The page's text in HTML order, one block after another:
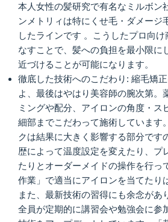
本人女性の髪研究で有名なミルボン
ンメトリィは特にくせ毛・ダメージ
したラインです 。こうしたプロ向け
なすことで、髪への負担を最小限に
近づけることが可能になります。
徹底した技術へのこだわり: 縮毛矯
よ、最後はやはり美容師の腕次第。
ミングや配分、アイロンの角度・ス
細部までこだわって施術しています
クは結果に大きく影響する部分です
歴によって温度設定を変えたり、プ
たりとオーダーメイドの操作を行っ
作業」で適当にアイロンを当てたり
また、最新技術の習得にも余念があ
全員が定期的に講習会や勉強会に参